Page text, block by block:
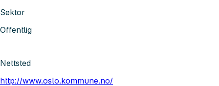
Sektor
Offentlig
Nettsted
http://www.oslo.kommune.no/